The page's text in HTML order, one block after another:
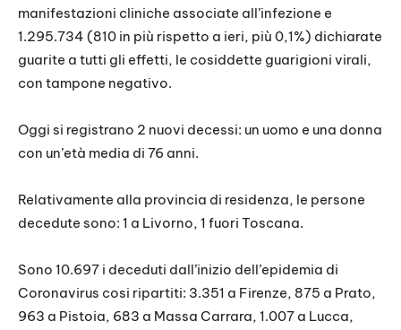
manifestazioni cliniche associate all’infezione e
1.295.734 (810 in più rispetto a ieri, più 0,1%) dichiarate
guarite a tutti gli effetti, le cosiddette guarigioni virali,
con tampone negativo.
Oggi si registrano 2 nuovi decessi: un uomo e una donna
con un’età media di 76 anni.
Relativamente alla provincia di residenza, le persone
decedute sono: 1 a Livorno, 1 fuori Toscana.
Sono 10.697 i deceduti dall’inizio dell’epidemia di
Coronavirus cosi ripartiti: 3.351 a Firenze, 875 a Prato,
963 a Pistoia, 683 a Massa Carrara, 1.007 a Lucca,